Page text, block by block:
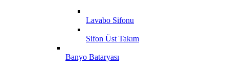
Lavabo Sifonu
Sifon Üst Takım
Banyo Bataryası